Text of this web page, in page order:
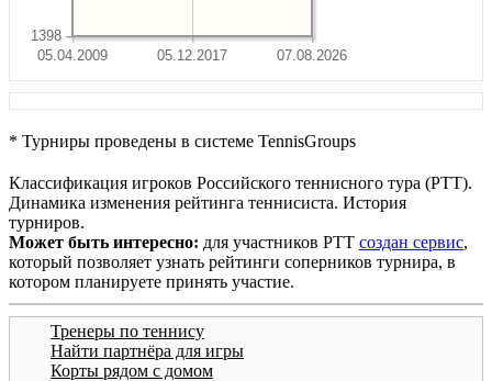
05.04.2009 05.12.2017 07.08.2026
1398
* Турниры проведены в системе TennisGroups
Классификация игроков Российского теннисного тура (РТТ).
Динамика изменения рейтинга теннисиста. История
турниров.
Может быть интересно: для участников РТТ создан сервис,
который позволяет узнать рейтинги соперников турнира, в
котором планируете принять участие.
Тренеры по теннису
Найти партнёра для игры
Корты рядом с домом